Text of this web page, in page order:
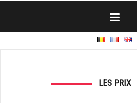
content
LES PRIX